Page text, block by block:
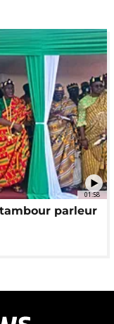
01:58
parleur